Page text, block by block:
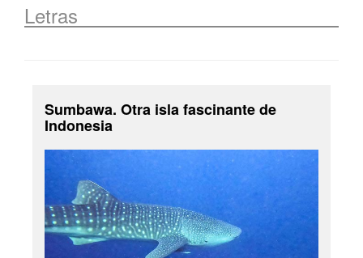
Letras
Sumbawa. Otra isla fascinante de
Indonesia